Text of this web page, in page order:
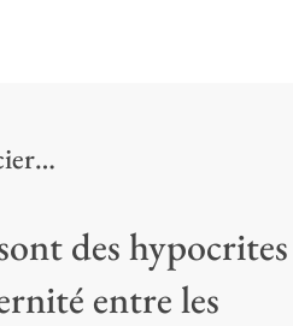
des hypocrites
entre les